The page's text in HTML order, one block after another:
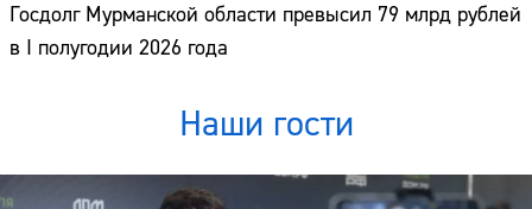
Госдолг Мурманской области превысил 79 млрд рублей
в I полугодии 2026 года
Наши гости